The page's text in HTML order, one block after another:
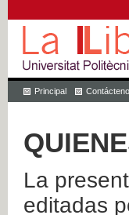
Principal
La
editadas